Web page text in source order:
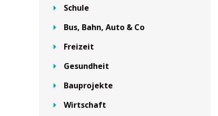
Schule
Bus, Bahn, Auto & Co
Freizeit
Gesundheit
Bauprojekte
Wirtschaft